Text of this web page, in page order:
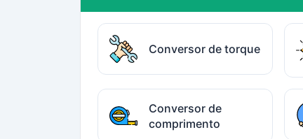
Conversor de torque
Conversor de
comprimento